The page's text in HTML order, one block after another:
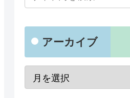
アーカイブ